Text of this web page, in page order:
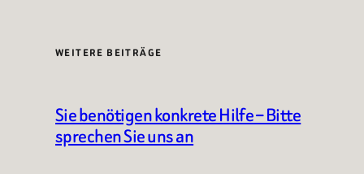
WEITERE BEITRÄGE
Sie benötigen konkrete Hilfe – Bitte
sprechen Sie uns an